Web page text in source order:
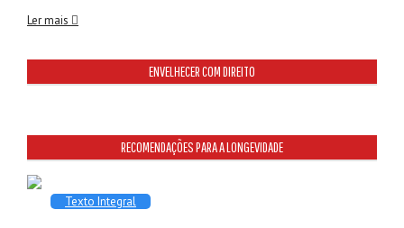
Ler mais
ENVELHECER COM DIREITO
RECOMENDAÇÕES PARA A LONGEVIDADE
Texto Integral